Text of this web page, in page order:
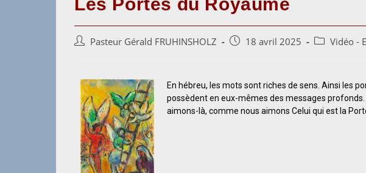
Pasteur Gérald FRUHINSHOLZ 18 avril 2025 Vidéo -
En hébreu, les mots sont riches de sens. Ainsi les
possèdent en eux-mêmes des messages
aimons-là, comme nous aimons Celui qui est la